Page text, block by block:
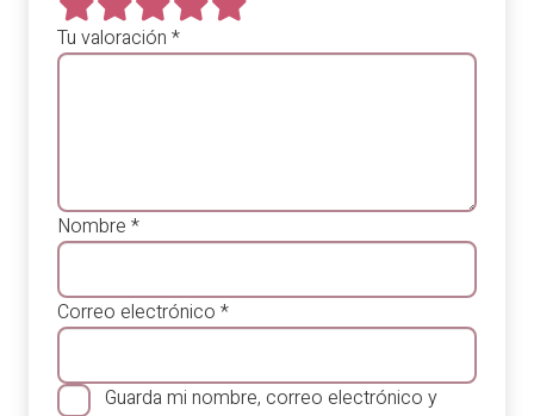
Tu valoración *
Nombre *
Correo electrónico *
Guarda mi nombre, correo electrónico y